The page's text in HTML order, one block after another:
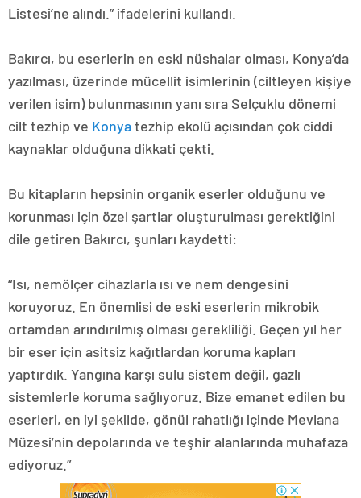
Listesi’ne alındı.” ifadelerini kullandı.
Bakırcı, bu eserlerin en eski nüshalar olması, Konya’da
yazılması, üzerinde mücellit isimlerinin (ciltleyen kişiye
verilen isim) bulunmasının yanı sıra Selçuklu dönemi
cilt tezhip ve Konyatezhip ekolü açısından çok ciddi
kaynaklar olduğuna dikkati çekti.
Bu kitapların hepsinin organik eserler olduğunu ve
korunması için özel şartlar oluşturulması gerektiğini
dile getiren Bakırcı, şunları kaydetti:
“Isı, nemölçer cihazlarla ısı ve nem dengesini
koruyoruz. En önemlisi de eski eserlerin mikrobik
ortamdan arındırılmış olması gerekliliği. Geçen yıl her
bir eser için asitsiz kağıtlardan koruma kapları
yaptırdık. Yangına karşı sulu sistem değil, gazlı
sistemlerle koruma sağlıyoruz. Bize emanet edilen bu
eserleri, en iyi şekilde, gönül rahatlığı içinde Mevlana
Müzesi’nin depolarında ve teşhir alanlarında muhafaza
ediyoruz.”